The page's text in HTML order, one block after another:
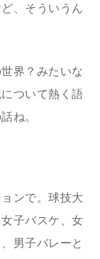
、そういうん
界？みたいな
ついて熱く語
ね。
ンで。球技大
子バスケ、女
男子バレーと